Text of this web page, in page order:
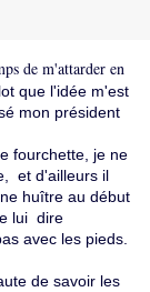
de m'attarder en
que l'idée m'est
mon président
fourchette, je ne
et d'ailleurs il
huître au début
lui dire
avec les pieds.
de savoir les